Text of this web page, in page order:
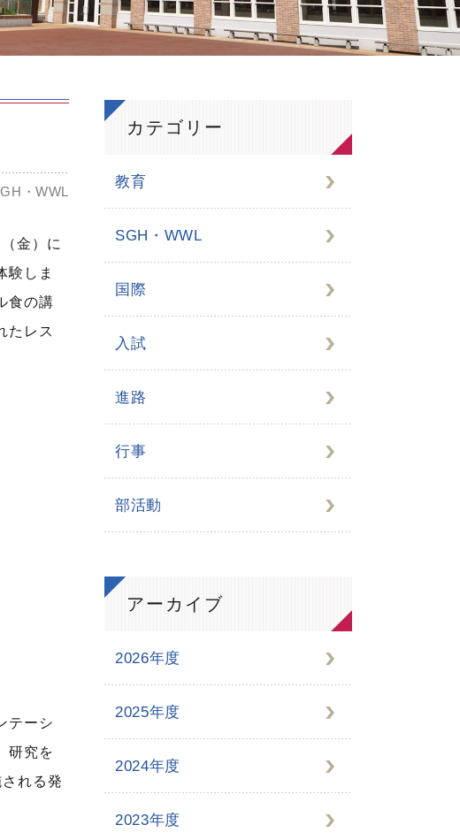
・WWL
金）に
験しま
食の講
たレス
テーシ
研究を
れる発
カテゴリー
教育
SGH・WWL
国際
入試
進路
行事
部活動
アーカイブ
2026年度
2025年度
2024年度
2023年度